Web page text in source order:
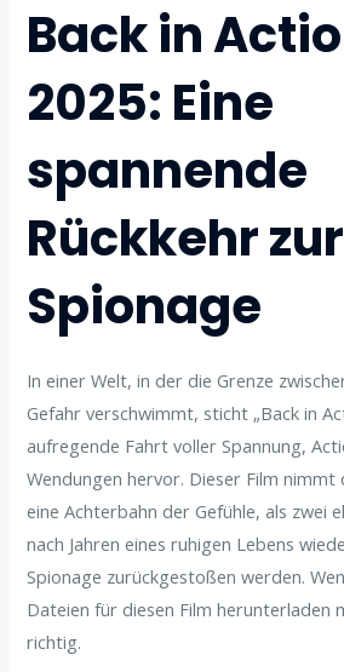
Back in
2025: Eine
spannende
Rückkehr zur
Spionage
In einer Welt, in der die Grenze
Gefahr verschwimmt, sticht „Back in
aufregende Fahrt voller Spannung,
Wendungen hervor. Dieser Film
eine Achterbahn der Gefühle, als zwei
nach Jahren eines ruhigen Lebens
Spionage zurückgestoßen werden.
Dateien für diesen Film herunterladen
richtig.